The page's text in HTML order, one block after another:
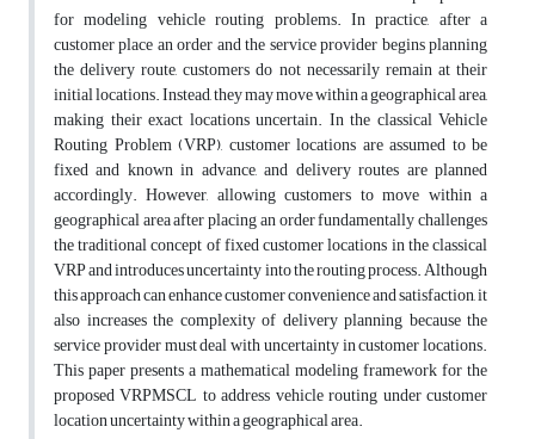
for modeling vehicle routing problems. In practice, after a
customer place an order and the service provider begins planning
the delivery route, customers do not necessarily remain at their
initial locations. Instead, they may move within a geographical area,
making their exact locations uncertain. In the classical Vehicle
Routing Problem (VRP), customer locations are assumed to be
fixed and known in advance, and delivery routes are planned
accordingly. However, allowing customers to move within a
geographical area after placing an order fundamentally challenges
the traditional concept of fixed customer locations in the classical
VRP and introduces uncertainty into the routing process. Although
this approach can enhance customer convenience and satisfaction, it
also increases the complexity of delivery planning because the
service provider must deal with uncertainty in customer locations.
This paper presents a mathematical modeling framework for the
proposed VRPMSCL to address vehicle routing under customer
location uncertainty within a geographical area.